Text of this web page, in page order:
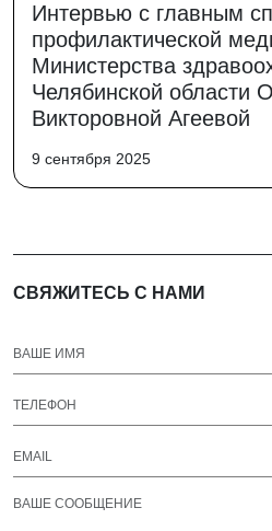
Интервью с главным
профилактической
Министерства
Челябинской области
Викторовной Агеевой
9 сентября 2025
СВЯЖИТЕСЬ С НАМИ